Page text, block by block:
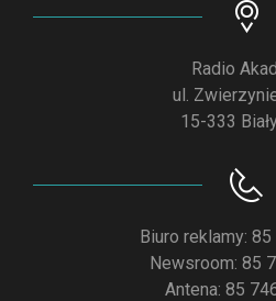
Radio
ul.
15-333
Biuro reklamy:
Newsroom: 85
Antena: 85